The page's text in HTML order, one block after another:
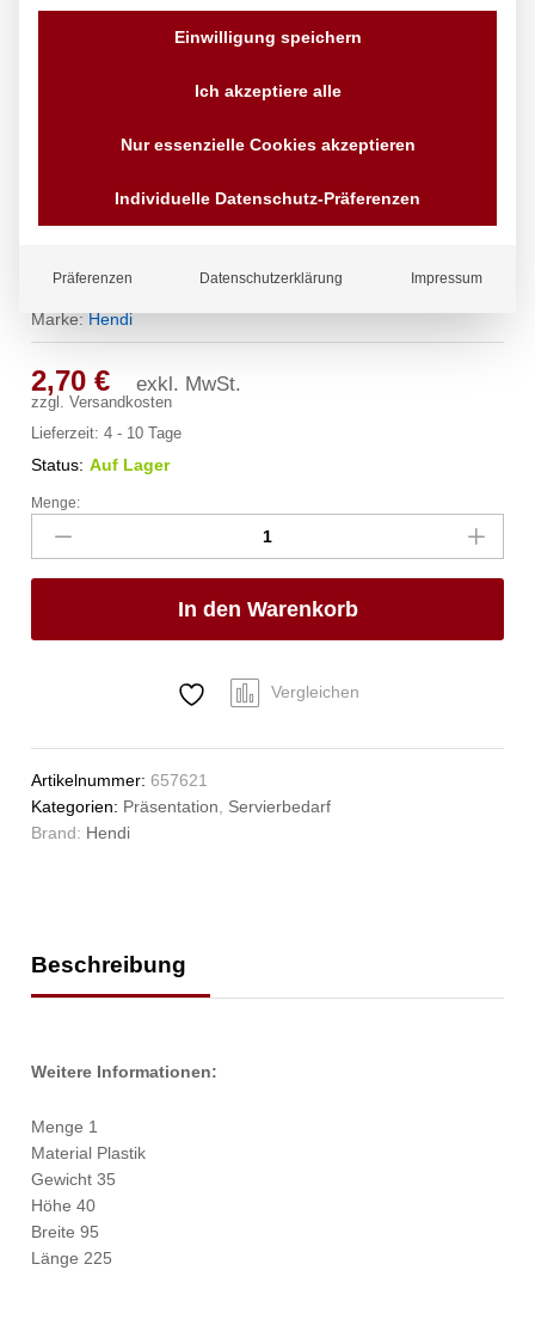
(L)230mm
Marke:Hendi
2,70€ exkl. MwSt.
zzgl.Versandkosten
Lieferzeit:4 - 10 Tage
Status: Auf Lager
Servierzange,
HENDI,
Transparent,
(L)230mm
Menge:
In den Warenkorb
Vergleichen
Artikelnummer:657621
Kategorien: Präsentation
Servierbedarf
Brand: Hendi
Beschreibung
Weitere Informationen:
Menge 1
Material Plastik
Gewicht 35
Höhe 40
Breite 95
Länge 225
Einwilligung speichern
Ich akzeptiere alle
Nur essenzielle Cookies akzeptieren
Individuelle Datenschutz-Präferenzen
Präferenzen Datenschutzerklärung Impressum